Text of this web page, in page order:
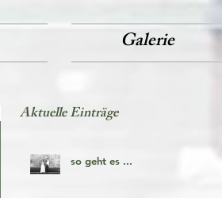
Galerie
Aktuelle Einträge
so geht es ...